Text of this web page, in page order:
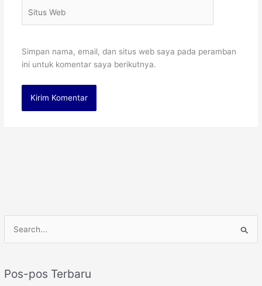
iPos-pos Terbaru
Web
Simpan nama, email, dan situs web saya pada peramban
ini untuk komentar saya berikutnya.